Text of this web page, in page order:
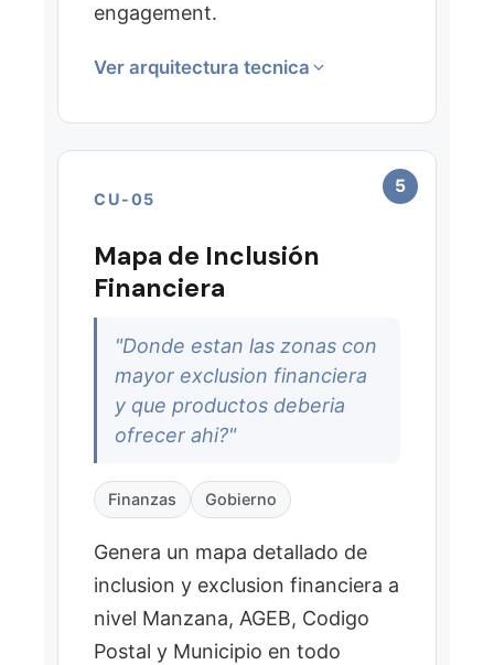
engagement.
Ver arquitectura tecnica
Perfil Psicografico
Zonas Geograficas
Centralidad de Red
FLUJO DE ANALISIS
1 Construir modelo de la
de personas, comercios y
sus patrones de visita.
2 Calcular centralidad de red
y ranking de influencia
para identificar nodos de
alta influencia.
5
CU-05
Mapa de Inclusión
Financiera
"Donde estan las zonas con
mayor exclusion financiera
y que productos deberia
ofrecer ahi?"
Finanzas Gobierno
Genera un mapa detallado de
inclusion y exclusion financiera a
nivel Manzana, AGEB, Codigo
Postal y Municipio en todo